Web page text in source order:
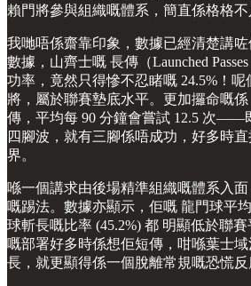
賴門將參與組織嘅體系，簡直係格格不
我哋唔係齋靠印象，數據已經清楚講
數據，山齊士嘅 長傳（Launched
功率，竟然只得慘不忍睹嘅 24.5%！
將，屬於聯賽墊底水平。更加攞命嘅
傳，平均每 90 分鐘會嘗試 12.5 次——
四腳波，就有三腳係唔成功，好多時
界。
喺一個講求由後場精準組織嘅體系入
嘅踢法。數據亦顯示，佢嘅 龍門球平
球斬長嘅比率 (45.2%) 都 明顯低於聯
嘅部署好多時係想佢短傳，咁喺葉士
長，就更顯得係一個脫離常規嘅恐慌反